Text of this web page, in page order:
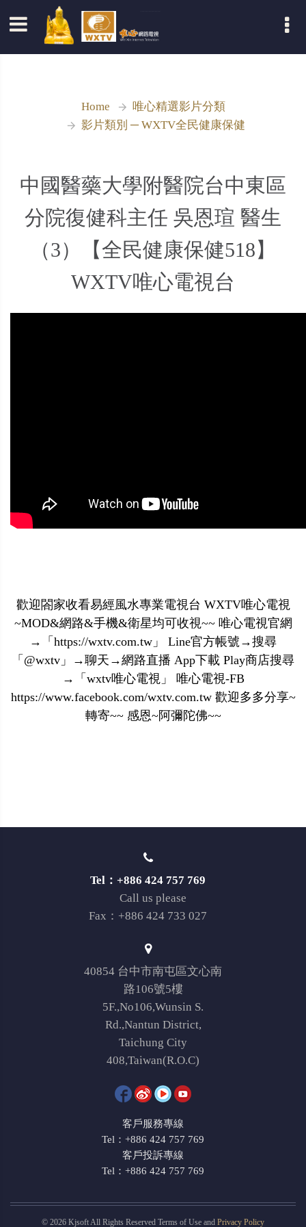
Home
唯心精選影片分類
影片類別 ─ WXTV全民健康保健
中國醫藥大學附醫院台中東區
分院復健科主任 吳恩瑄 醫生
（3）【全民健康保健518】
WXTV唯心電視台
歡迎閤家收看易經風水專業電視台 WXTV唯心電視
~MOD&網路&手機&衛星均可收視~~ 唯心電視官網
→「https://wxtv.com.tw」 Line官方帳號→搜尋
「@wxtv」→聊天→網路直播 App下載 Play商店搜尋
→「wxtv唯心電視」 唯心電視-FB
https://www.facebook.com/wxtv.com.tw 歡迎多多分享~
轉寄~~ 感恩~阿彌陀佛~~
Tel：+886 424 757 769
Call us please
Fax：+886 424 733 027
40854 台中市南屯區文心南
路106號5樓
5F.,No106,Wunsin S.
Rd.,Nantun District,
Taichung City
408,Taiwan(R.O.C)
客戶服務專線
Tel：+886 424 757 769
客戶投訴專線
Tel：+886 424 757 769
© 2026 Kjsoft All Rights Reserved Terms of Use and Privacy Policy